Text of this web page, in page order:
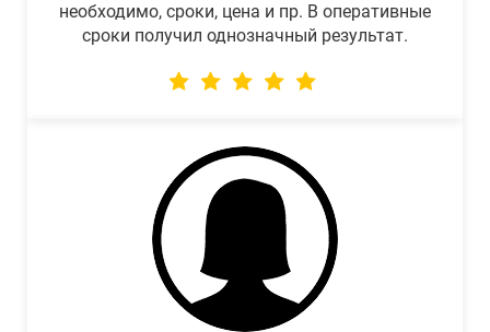
необходимо, сроки, цена и пр. В оперативные
сроки получил однозначный результат.